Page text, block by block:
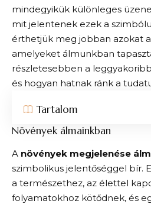
mindegyikük különleges
mit jelentenek ezek a
érthetjük meg jobban azokat
amelyeket álmunkban
részletesebben a
és hogyan hatnak ránk a
Tartalom
Növények álmainkban
A növények megjelenése
szimbolikus jelentőséggel bír.
a természethez, az élettel
folyamatokhoz kötődnek, és